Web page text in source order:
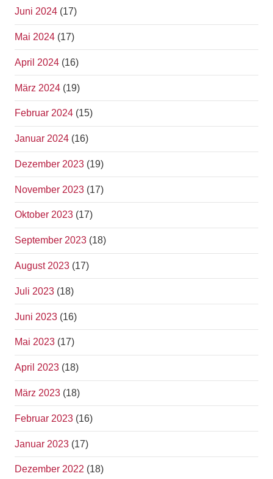
Juni 2024 (17)
Mai 2024 (17)
April 2024 (16)
März 2024 (19)
Februar 2024 (15)
Januar 2024 (16)
Dezember 2023 (19)
November 2023 (17)
Oktober 2023 (17)
September 2023 (18)
August 2023 (17)
Juli 2023 (18)
Juni 2023 (16)
Mai 2023 (17)
April 2023 (18)
März 2023 (18)
Februar 2023 (16)
Januar 2023 (17)
Dezember 2022 (18)